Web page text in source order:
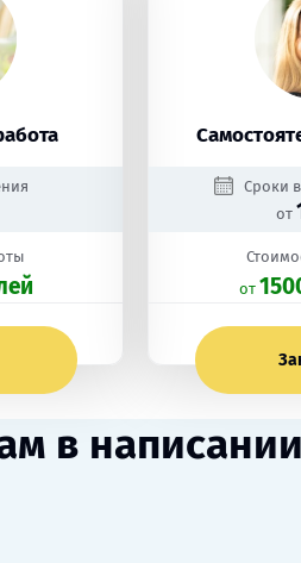
Сроки
от
oт
в